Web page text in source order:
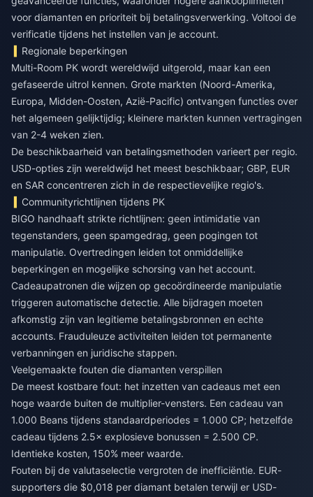
voor diamanten en prioriteit bij betalingsverwerking. Voltooi de
verificatie tijdens het instellen van je account.
Regionale beperkingen
Multi-Room PK wordt wereldwijd uitgerold, maar kan een
gefaseerde uitrol kennen. Grote markten (Noord-Amerika,
Europa, Midden-Oosten, Azië-Pacific) ontvangen functies over
het algemeen gelijktijdig; kleinere markten kunnen vertragingen
van 2-4 weken zien.
De beschikbaarheid van betalingsmethoden varieert per regio.
USD-opties zijn wereldwijd het meest beschikbaar; GBP, EUR
en SAR concentreren zich in de respectievelijke regio's.
Communityrichtlijnen tijdens PK
BIGO handhaaft strikte richtlijnen: geen intimidatie van
tegenstanders, geen spamgedrag, geen pogingen tot
manipulatie. Overtredingen leiden tot onmiddellijke
beperkingen en mogelijke schorsing van het account.
Cadeaupatronen die wijzen op gecoördineerde manipulatie
triggeren automatische detectie. Alle bijdragen moeten
afkomstig zijn van legitieme betalingsbronnen en echte
accounts. Frauduleuze activiteiten leiden tot permanente
verbanningen en juridische stappen.
Veelgemaakte fouten die diamanten verspillen
De meest kostbare fout: het inzetten van cadeaus met een
hoge waarde buiten de multiplier-vensters. Een cadeau van
1.000 Beans tijdens standaardperiodes = 1.000 CP; hetzelfde
cadeau tijdens 2.5× explosieve bonussen = 2.500 CP.
Identieke kosten, 150% meer waarde.
Fouten bij de valutaselectie vergroten de inefficiëntie. EUR-
supporters die $0,018 per diamant betalen terwijl er USD-